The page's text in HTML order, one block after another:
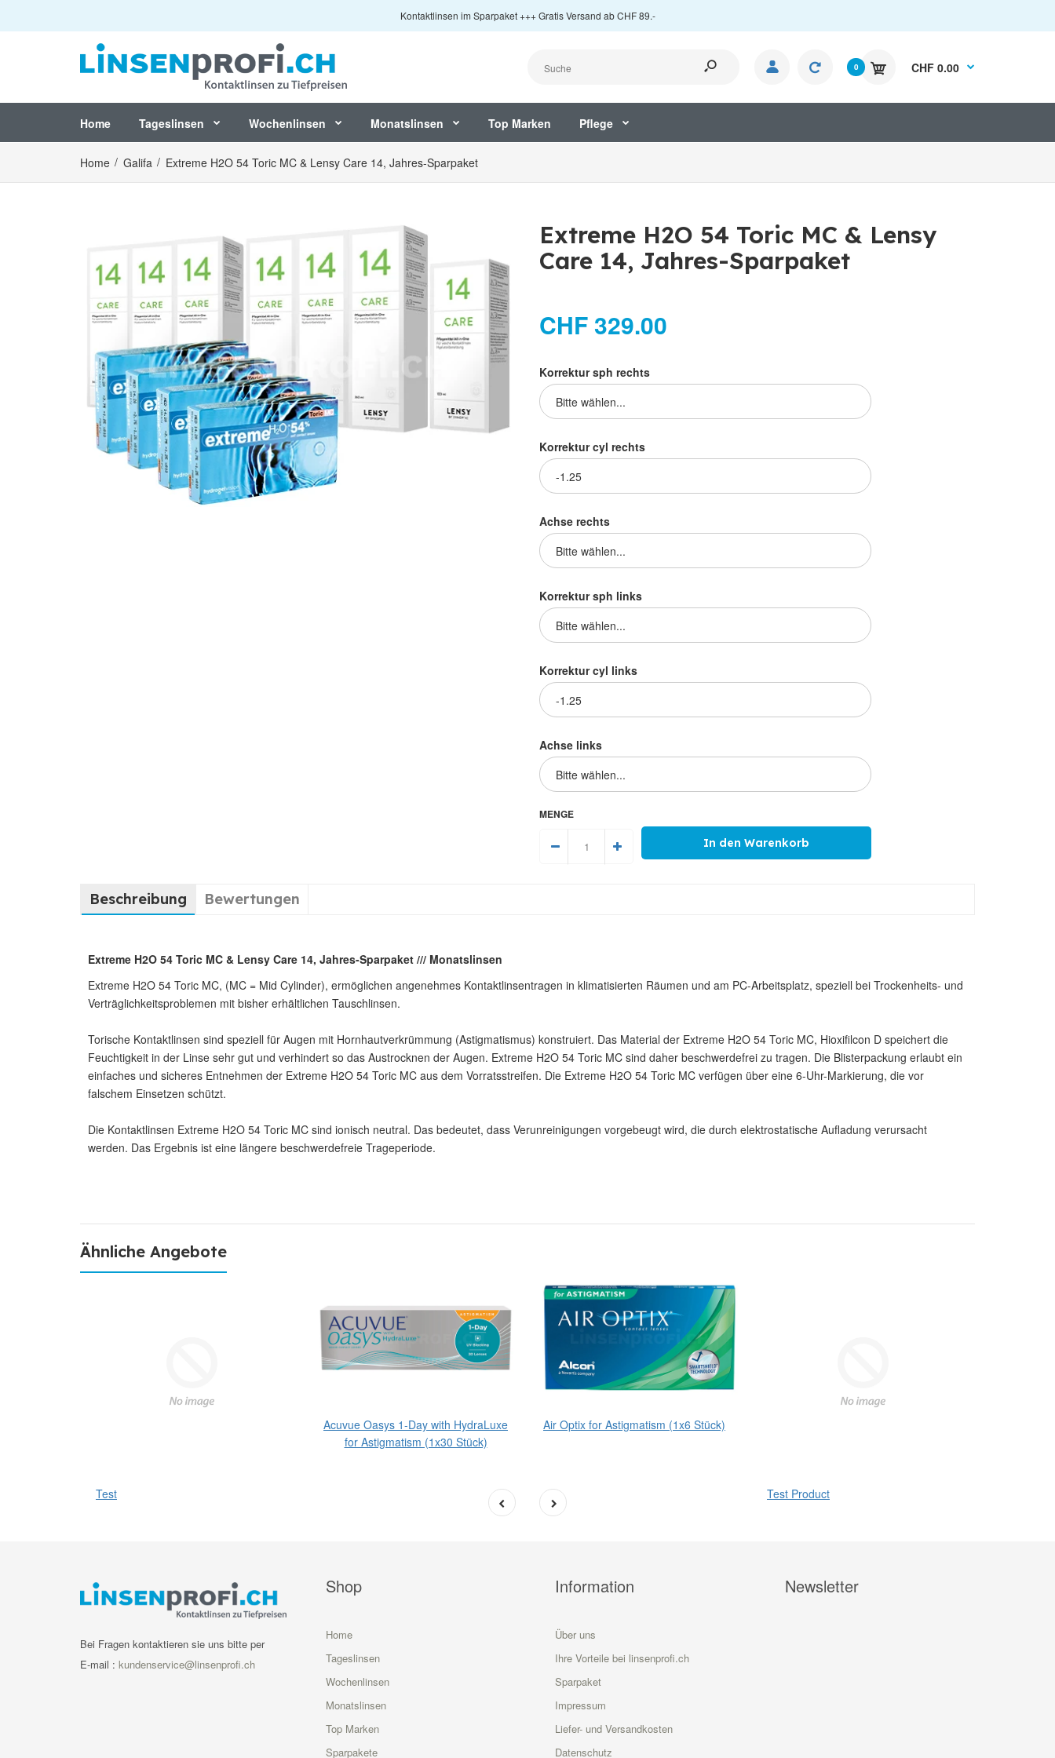
Kontaktlinsen im Sparpaket +++ Gratis Versand ab CHF 89.-
0 CHF 0.00
Home Tageslinsen Wochenlinsen Monatslinsen Top Marken Pflege
Home Galifa Extreme H2O 54 Toric MC & Lensy Care 14, Jahres-Sparpaket
Extreme H2O 54 Toric MC & Lensy
Care 14, Jahres-Sparpaket
CHF 329.00
Korrektur sph rechts
Korrektur cyl rechts
Achse rechts
Korrektur sph links
Korrektur cyl links
Achse links
MENGE
Beschreibung Bewertungen
Extreme H2O 54 Toric MC & Lensy Care 14, Jahres-Sparpaket /// Monatslinsen
Extreme H2O 54 Toric MC, (MC = Mid Cylinder), ermöglichen angenehmes Kontaktlinsentragen in klimatisierten Räumen und am PC-Arbeitsplatz, speziell bei Trockenheits- und
Verträglichkeitsproblemen mit bisher erhältlichen Tauschlinsen.
Torische Kontaktlinsen sind speziell für Augen mit Hornhautverkrümmung (Astigmatismus) konstruiert. Das Material der Extreme H2O 54 Toric MC, Hioxifilcon D speichert die
Feuchtigkeit in der Linse sehr gut und verhindert so das Austrocknen der Augen. Extreme H2O 54 Toric MC sind daher beschwerdefrei zu tragen. Die Blisterpackung erlaubt ein
einfaches und sicheres Entnehmen der Extreme H2O 54 Toric MC aus dem Vorratsstreifen. Die Extreme H2O 54 Toric MC verfügen über eine 6-Uhr-Markierung, die vor
falschem Einsetzen schützt.
Die Kontaktlinsen Extreme H2O 54 Toric MC sind ionisch neutral. Das bedeutet, dass Verunreinigungen vorgebeugt wird, die durch elektrostatische Aufladung verursacht
werden. Das Ergebnis ist eine längere beschwerdefreie Trageperiode.
Ähnliche Angebote
Test
Acuvue Oasys 1-Day with HydraLuxe
for Astigmatism (1x30 Stück)
Air Optix for Astigmatism (1x6 Stück)
Test Product
Bei Fragen kontaktieren sie uns bitte per
E-mail : kundenservice@linsenprofi.ch
Shop
Home
Tageslinsen
Wochenlinsen
Monatslinsen
Top Marken
Sparpakete
Information
Über uns
Ihre Vorteile bei linsenprofi.ch
Sparpaket
Impressum
Liefer- und Versandkosten
Datenschutz
Newsletter